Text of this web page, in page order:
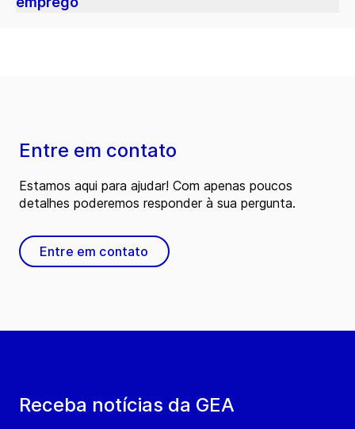
Receba notícias da GEA
Entre em contato
Estamos aqui para ajudar! Com apenas poucos
detalhes poderemos responder à sua pergunta.
Entre em contato